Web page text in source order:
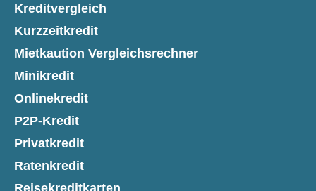
Kreditvergleich
Kurzzeitkredit
Mietkaution Vergleichsrechner
Minikredit
Onlinekredit
P2P-Kredit
Privatkredit
Ratenkredit